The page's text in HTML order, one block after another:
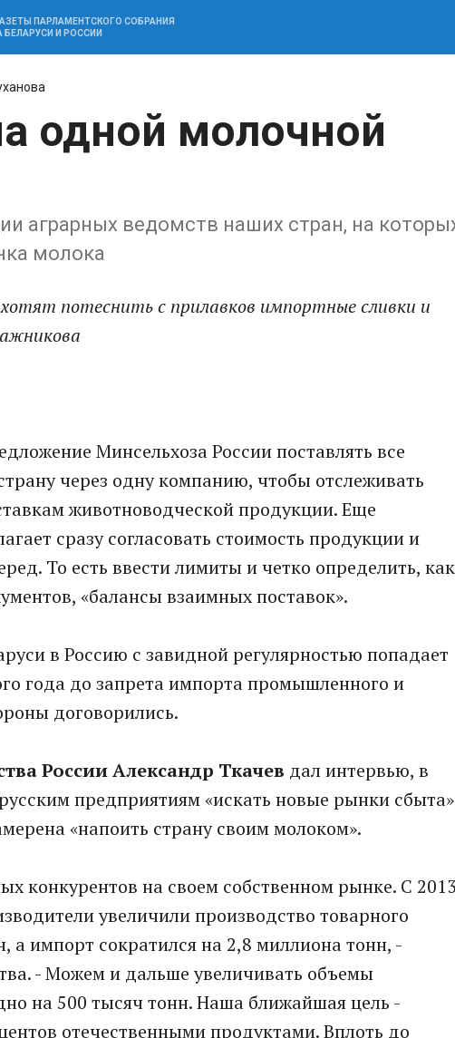
ПАРЛАМЕНТСКОГО СОБРАНИЯ
И РОССИИ
одной молочной
аграрных ведомств наших стран, на
молока
потеснить с прилавков импортные сливки и
Минсельхоза России поставлять все
через одну компанию, чтобы отслеживать
животноводческой продукции. Еще
сразу согласовать стоимость продукции и
То есть ввести лимиты и четко определить, как
«балансы взаимных поставок».
в Россию с завидной регулярностью попадает
года до запрета импорта промышленного и
договорились.
России Александр Ткачев дал интервью, в
предприятиям «искать новые рынки
«напоить страну своим молоком».
конкурентов на своем собственном рынке. С 2013
увеличили производство товарного
а импорт сократился на 2,8 миллиона тонн, -
- Можем и дальше увеличивать объемы
на 500 тысяч тонн. Наша ближайшая цель -
отечественными продуктами. Вплоть до